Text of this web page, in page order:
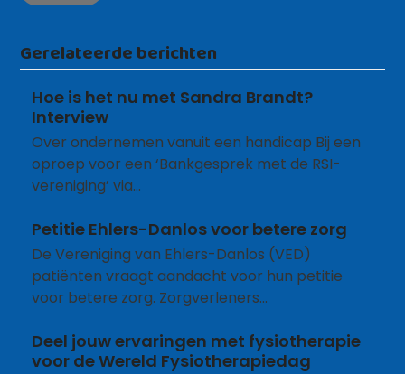
Gerelateerde berichten
Hoe is het nu met Sandra Brandt?
Interview
Over ondernemen vanuit een handicap Bij een
oproep voor een ‘Bankgesprek met de RSI-
vereniging’ via…
Petitie Ehlers-Danlos voor betere zorg
De Vereniging van Ehlers-Danlos (VED)
patiënten vraagt aandacht voor hun petitie
voor betere zorg. Zorgverleners…
Deel jouw ervaringen met fysiotherapie
voor de Wereld Fysiotherapiedag